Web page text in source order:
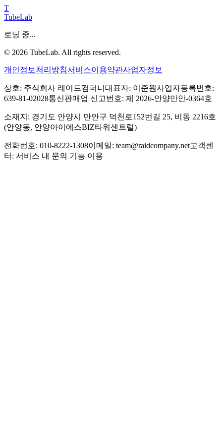
T
TubeLab
로딩 중...
© 2026 TubeLab. All rights reserved.
개인정보처리방침서비스이용약관사업자정보
상호: 주식회사 레이드컴퍼니 대표자: 이준원사업자등록번호:
639-81-02028통신판매업 신고번호: 제 2026-안양만안-0364호
소재지: 경기도 안양시 만안구 덕천로152번길 25, 비동 2216호
(안양동, 안양아이에스BIZ타워센트럴)
전화번호: 010-8222-1308이메일: team@raidcompany.net고객센
터: 서비스 내 문의 기능 이용